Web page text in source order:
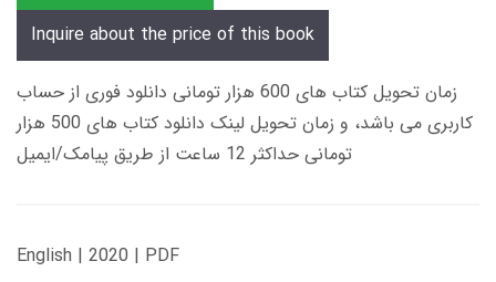
Inquire about the price of this book
زمان تحویل کتاب های 600 هزار تومانی دانلود فوری از حساب
کاربری می باشد، و زمان تحویل لینک دانلود کتاب های 500 هزار
تومانی حداکثر 12 ساعت از طریق پیامک/ایمیل
English | 2020 | PDF